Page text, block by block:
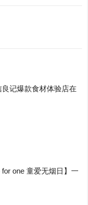
记爆款食材体验店在
for one 童爱无烟日】一